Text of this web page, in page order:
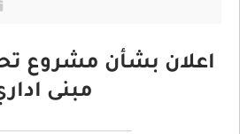
اعلان بشأن مشروع
مبنى